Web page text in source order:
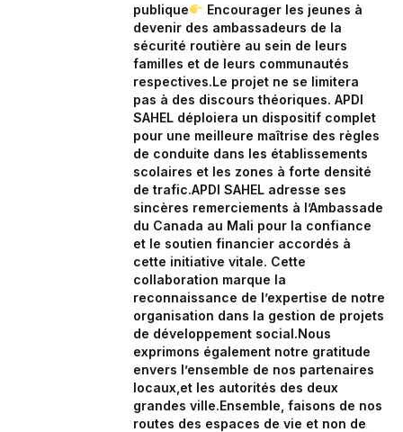
publique‎
Encourager les jeunes à
devenir des ambassadeurs de la
sécurité routière au sein de leurs
familles et de leurs communautés
respectives.‎‎‎Le projet ne se limitera
pas à des discours théoriques. APDI
SAHEL déploiera un dispositif complet
pour une meilleure maîtrise des règles
de conduite dans les établissements
scolaires et les zones à forte densité
de trafic.‎APDI SAHEL adresse ses
sincères remerciements à l’Ambassade
du Canada au Mali pour la confiance
et le soutien financier accordés à
cette initiative vitale. Cette
collaboration marque la
reconnaissance de l’expertise de notre
organisation dans la gestion de projets
de développement social.‎‎Nous
exprimons également notre gratitude
envers l’ensemble de nos partenaires
locaux,et les autorités des deux
grandes ville.‎Ensemble, faisons de nos
routes des espaces de vie et non de